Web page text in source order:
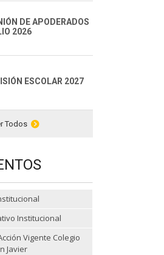
DE APODERADOS
2026
ESCOLAR 2027
Todos
Institucional
Vigente Colegio
Javier